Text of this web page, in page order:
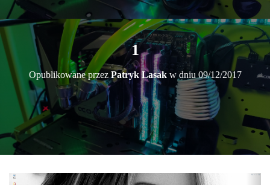
Ą
C
Z
N
A
G
C
Ę
1
Opublikowane przezPatryk Lasakw dniu 09/12/2017